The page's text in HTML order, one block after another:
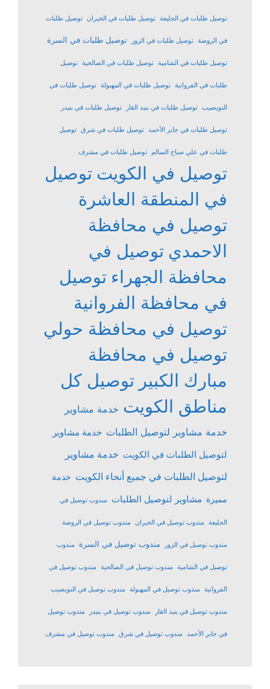
توصيل طلبات في الجليعة توصيل طلبات في الخيران توصيل طلبات
في الروضة توصيل طلبات في الزور توصيل طلبات في السرة
توصيل طلبات في الشامية توصيل طلبات في الصالحية توصيل
طلبات في الفروانية توصيل طلبات في المهبولة توصيل طلبات في
النويصيب توصيل طلبات في بنيد القار توصيل طلبات في بنيدر
توصيل طلبات في جابر الأحمد توصيل طلبات في شرق توصيل
طلبات في علي صباح السالم توصيل طلبات في مشرف
توصيل في الكويت توصيل
في المنطقة العاشرة
توصيل في محافظة
الاحمدي توصيل في
محافظة الجهراء توصيل
في محافظة الفروانية
توصيل في محافظة حولي
توصيل في محافظة
مبارك الكبير توصيل كل
مناطق الكويت خدمة مشاوير
خدمة مشاوير لتوصيل الطلبات خدمة مشاوير
لتوصيل الطلبات في الكويت خدمة مشاوير
لتوصيل الطلبات في جميع أنحاء الكويت خدمة
مميزة مشاوير لتوصيل الطلبات مندوب توصيل في
الجليعة مندوب توصيل في الخيران مندوب توصيل في الروضة
مندوب توصيل في الزور مندوب توصيل في السرة مندوب
توصيل في الشامية مندوب توصيل في الصالحية مندوب توصيل في
الفروانية مندوب توصيل في المهبولة مندوب توصيل في النويصيب
مندوب توصيل في بنيد القار مندوب توصيل في بنيدر مندوب توصيل
في جابر الأحمد مندوب توصيل في شرق مندوب توصيل في مشرف